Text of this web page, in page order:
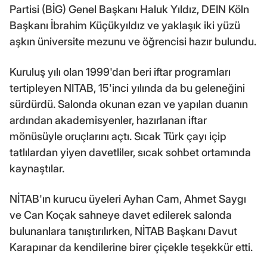
Partisi (BİG) Genel Başkanı Haluk Yıldız, DEIN Köln
Başkanı İbrahim Küçükyıldız ve yaklaşık iki yüzü
aşkın üniversite mezunu ve öğrencisi hazır bulundu.
Kuruluş yılı olan 1999'dan beri iftar programları
tertipleyen NITAB, 15'inci yılında da bu geleneğini
sürdürdü. Salonda okunan ezan ve yapılan duanın
ardından akademisyenler, hazırlanan iftar
mönüsüyle oruçlarını açtı. Sıcak Türk çayı içip
tatlılardan yiyen davetliler, sıcak sohbet ortamında
kaynaştılar.
NİTAB'ın kurucu üyeleri Ayhan Cam, Ahmet Saygı
ve Can Koçak sahneye davet edilerek salonda
bulunanlara tanıştırılırken, NİTAB Başkanı Davut
Karapınar da kendilerine birer çiçekle teşekkür etti.